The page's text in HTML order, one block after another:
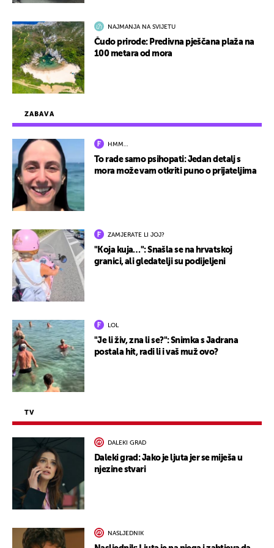
ZABAVA
HMM…
To rade samo psihopati: Jedan detalj s
mora može vam otkriti puno o prijateljima
ZAMJERATE LI JOJ?
"Koja kuja…": Snašla se na hrvatskoj
granici, ali gledatelji su podijeljeni
LOL
"Je li živ, zna li se?": Snimka s Jadrana
postala hit, radi li i vaš muž ovo?
TV
DALEKI GRAD
Daleki grad: Jako je ljuta jer se miješa u
njezine stvari
NASLJEDNIK
NAJMANJA NA SVIJETU
Čudo prirode: Predivna pješčana plaža na
100 metara od mora